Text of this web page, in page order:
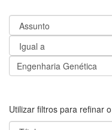
Utilizar filtros para refinar